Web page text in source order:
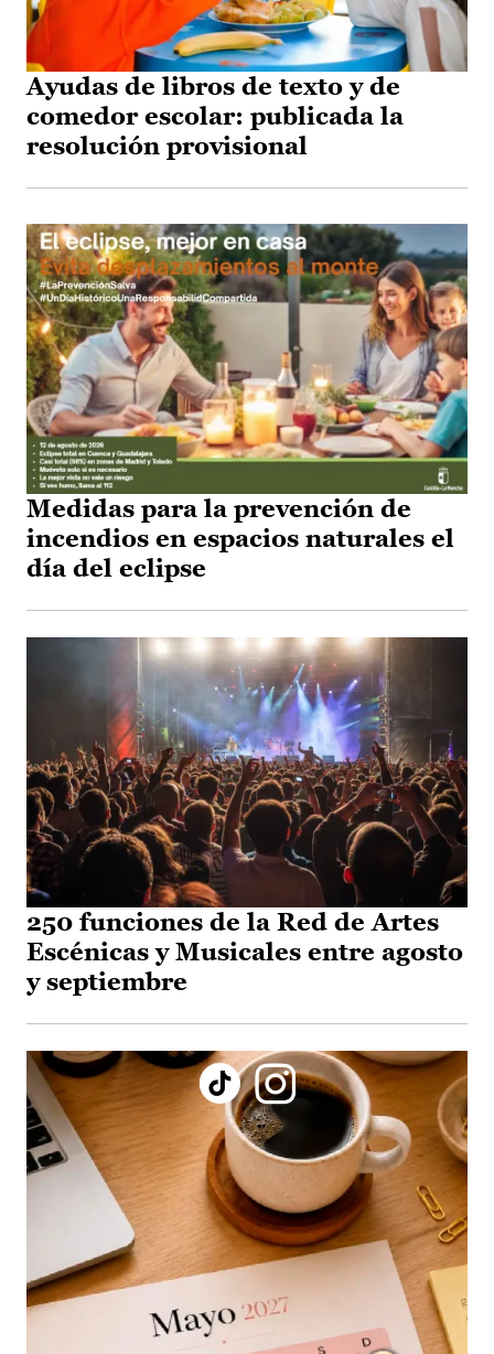
Ayudas de libros de texto y de
comedor escolar: publicada la
resolución provisional
Medidas para la prevención de
incendios en espacios naturales el
día del eclipse
250 funciones de la Red de Artes
Escénicas y Musicales entre agosto
y septiembre